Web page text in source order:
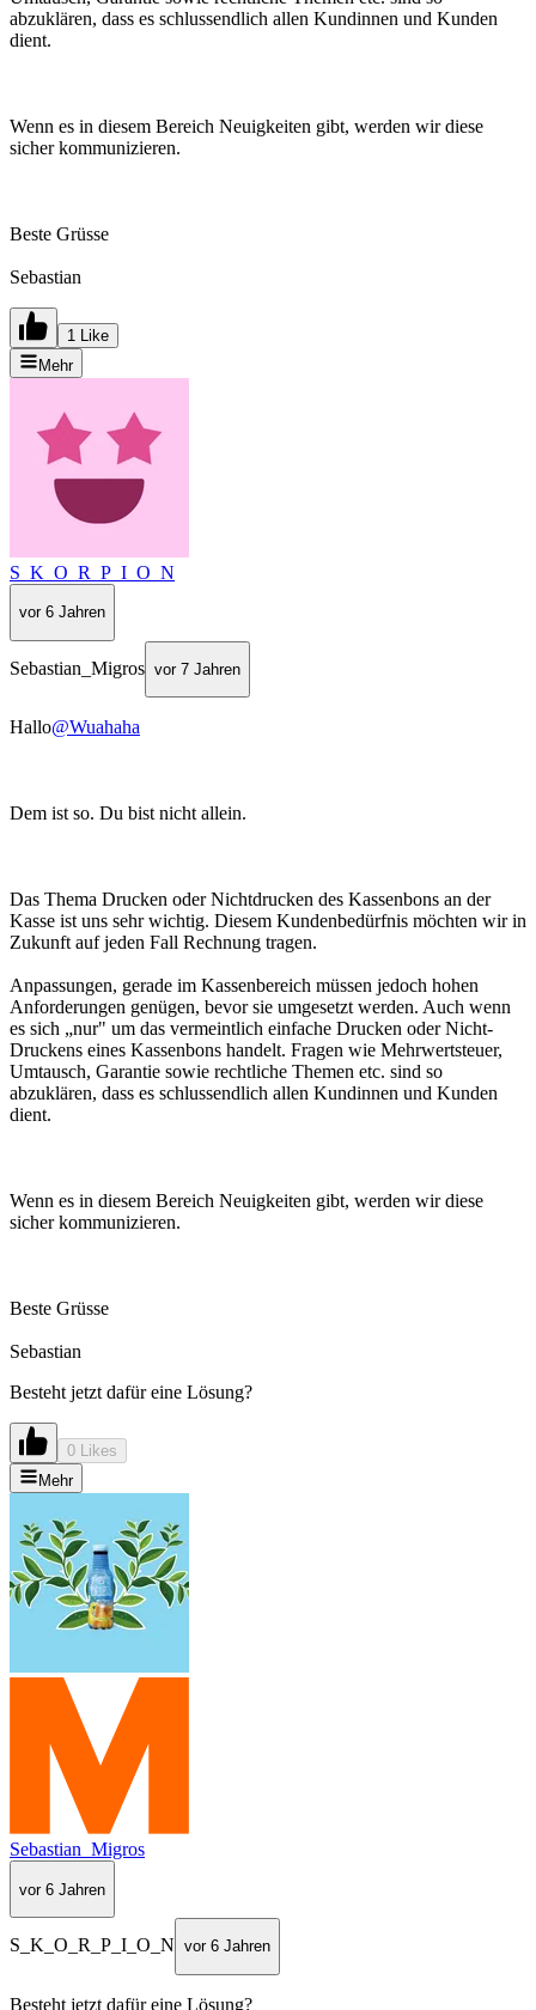
abzuklären, dass es schlussendlich allen Kundinnen und Kunden
dient.
Wenn es in diesem Bereich Neuigkeiten gibt, werden wir diese
sicher kommunizieren.
Beste Grüsse
Sebastian
1 Like
Mehr
S_K_O_R_P_I_O_N
vor 6 Jahren
Sebastian_Migros vor 7 Jahren
Hallo@Wuahaha
Dem ist so. Du bist nicht allein.
Das Thema Drucken oder Nichtdrucken des Kassenbons an der
Kasse ist uns sehr wichtig. Diesem Kundenbedürfnis möchten wir in
Zukunft auf jeden Fall Rechnung tragen.
Anpassungen, gerade im Kassenbereich müssen jedoch hohen
Anforderungen genügen, bevor sie umgesetzt werden. Auch wenn
es sich „nur" um das vermeintlich einfache Drucken oder Nicht-
Druckens eines Kassenbons handelt. Fragen wie Mehrwertsteuer,
Umtausch, Garantie sowie rechtliche Themen etc. sind so
abzuklären, dass es schlussendlich allen Kundinnen und Kunden
dient.
Wenn es in diesem Bereich Neuigkeiten gibt, werden wir diese
sicher kommunizieren.
Beste Grüsse
Sebastian
Besteht jetzt dafür eine Lösung?
0 Likes
Mehr
Sebastian_Migros
vor 6 Jahren
S_K_O_R_P_I_O_N vor 6 Jahren
Besteht jetzt dafür eine Lösung?